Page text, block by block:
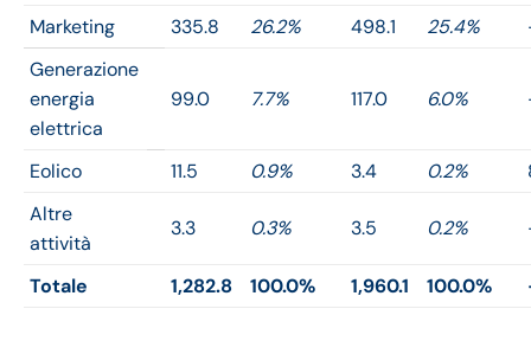
Marketing
335.8 26.2% 498.1 25.4%
Generazione
energia
elettrica
99.0 7.7% 117.0 6.0%
Eolico 11.5 0.9% 3.4 0.2%
Altre
attività
3.3 0.3% 3.5 0.2%
Totale 1,282.8 100.0% 1,960.1 100.0%